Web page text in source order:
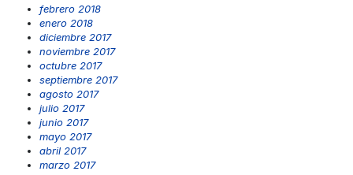
febrero 2018
enero 2018
diciembre 2017
noviembre 2017
octubre 2017
septiembre 2017
agosto 2017
julio 2017
junio 2017
mayo 2017
abril 2017
marzo 2017